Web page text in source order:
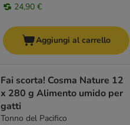
24,90 €
Aggiungi al carrello
Fai scorta! Cosma Nature 12
x 280 g Alimento umido per
gatti
Tonno del Pacifico